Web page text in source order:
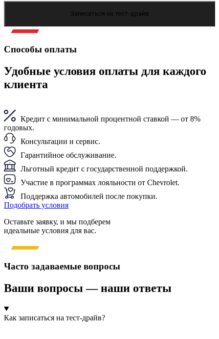
Записаться на тест-драйв
Способы оплаты
Удобные условия оплаты для каждого
клиента
Кредит с минимальной процентной ставкой — от 8%
годовых.
Консультации и сервис.
Гарантийное обслуживание.
Льготный кредит с государственной поддержкой.
Участие в программах лояльности от Chevrolet.
Поддержка автомобилей после покупки.
Подобрать условия
Оставьте заявку, и мы подберем
идеальные условия для вас.
Часто задаваемые вопросы
Ваши вопросы — наши ответы
Как записаться на тест-драйв?